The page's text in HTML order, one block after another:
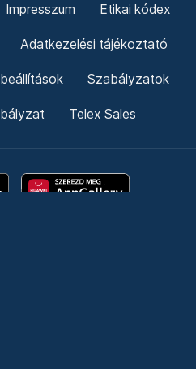
Impresszum Etikai kódex
Adatkezelési tájékoztató
Szabályzatok
Telex Sales